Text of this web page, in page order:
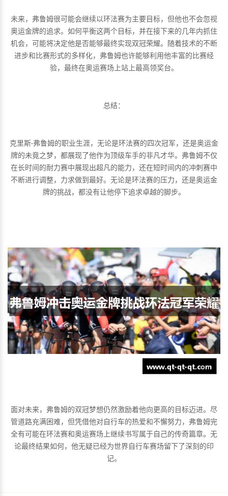
未来，弗鲁姆很可能会继续以环法赛为主要目标，但他也不会忽视
奥运金牌的追求。如何平衡这两个目标，并在接下来的几年内抓住
机会，可能将决定他是否能够最终实现双冠荣耀。随着技术的不断
进步和比赛形式的多样化，弗鲁姆也许能够利用他丰富的比赛经
验，最终在奥运赛场上站上最高领奖台。
总结：
克里斯·弗鲁姆的职业生涯，无论是环法赛的四次冠军，还是奥运金
牌的未竟之梦，都展现了他作为顶级车手的非凡才华。弗鲁姆不仅
在长时间的耐力赛中展现出超凡的能力，还在短时间内的冲刺赛中
不断进行调整，力求做到最好。无论是环法赛的压力，还是奥运金
牌的挑战，都没有让他停下追求卓越的脚步。
面对未来，弗鲁姆的双冠梦想仍然激励着他向更高的目标迈进。尽
管道路充满困难，但凭借他对自行车的热爱和不懈努力，弗鲁姆完
全有可能在环法赛和奥运赛场上继续书写属于自己的传奇篇章。无
论最终结果如何，他无疑已经为世界自行车赛场留下了深刻的印
记。